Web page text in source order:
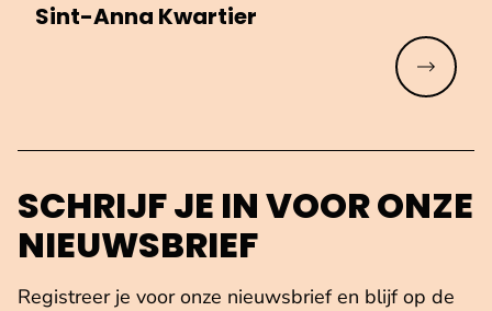
Sint-Anna Kwartier
Meer
SCHRIJF JE IN VOOR ONZE
NIEUWSBRIEF
Registreer je voor onze nieuwsbrief en blijf op de